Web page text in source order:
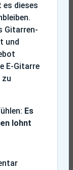
es dieses
Gitarren-
und
E-Gitarre
zu
Es
lohnt